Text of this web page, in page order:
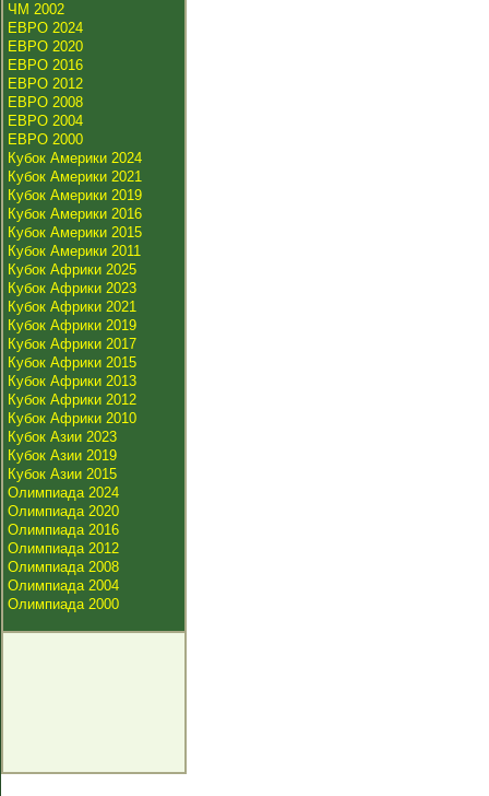
ЧМ 2002
ЕВРО 2024
ЕВРО 2020
ЕВРО 2016
ЕВРО 2012
ЕВРО 2008
ЕВРО 2004
ЕВРО 2000
Кубок Америки 2024
Кубок Америки 2021
Кубок Америки 2019
Кубок Америки 2016
Кубок Америки 2015
Кубок Америки 2011
Кубок Африки 2025
Кубок Африки 2023
Кубок Африки 2021
Кубок Африки 2019
Кубок Африки 2017
Кубок Африки 2015
Кубок Африки 2013
Кубок Африки 2012
Кубок Африки 2010
Кубок Азии 2023
Кубок Азии 2019
Кубок Азии 2015
Олимпиада 2024
Олимпиада 2020
Олимпиада 2016
Олимпиада 2012
Олимпиада 2008
Олимпиада 2004
Олимпиада 2000